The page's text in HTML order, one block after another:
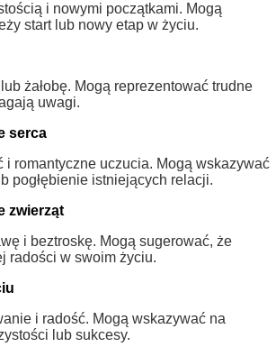
i nowymi początkami. Mogą
start lub nowy etap w życiu.
żałobę. Mogą reprezentować trudne
uwagi.
serca
i romantyczne uczucia. Mogą wskazywać
pogłębienie istniejących relacji.
zwierząt
i beztroskę. Mogą sugerować, że
radości w swoim życiu.
i radość. Mogą wskazywać na
lub sukcesy.